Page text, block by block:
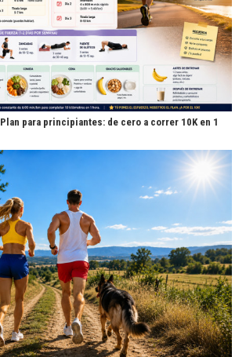
Plan para principiantes: de cero a correr 10K en 1